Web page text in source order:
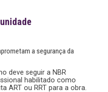
a segurança da
deve seguir a NBR
habilitado como
ART ou RRT para a obra.